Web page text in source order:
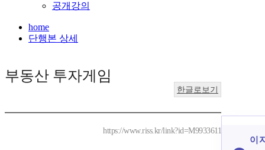
공개강의
home
단행본 상세
부동산 투자게임
한글로보기
https://www.riss.kr/link?id=M9933611
이